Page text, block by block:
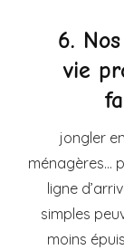
6.
vie
jongler
ménagères…
ligne
simples
moins